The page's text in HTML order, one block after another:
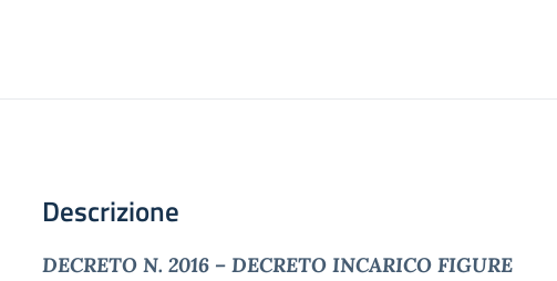
Descrizione
DECRETO N. 2016 – DECRETO INCARICO FIGURE